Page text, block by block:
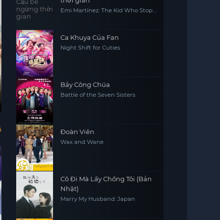
Vietsub - HD
Pachinko
Pachinko
Vietsub - HD
Sweet Tooth: Cậu
Emi Martínez: The Kid Who Stops
Ca Khuya Của Fan
Night Shift for Cuties
Bảy Công Chúa
Battle of the Seven Sisters
Đoàn Viên
Wax and Wane
Cô Đi Mà Lấy Chồng Tôi (Bản
Nhật)
Marry My Husband: Japan